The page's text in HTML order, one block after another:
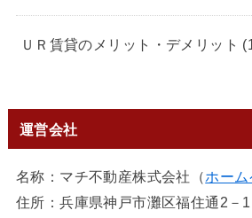
ＵＲ賃貸のメリット・デメリット
運営会社
名称：マチ不動産株式会社（ホーム
住所：兵庫県神戸市灘区福住通2－